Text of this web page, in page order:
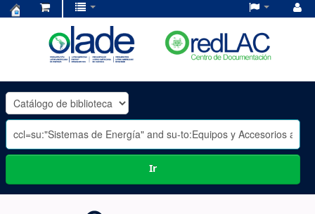
OLADE
-
Ir